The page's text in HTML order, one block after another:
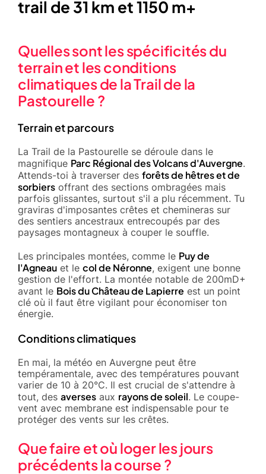
trail de 31 km et 1150 m+
Quelles sont les spécificités du
terrain et les conditions
climatiques de la Trail de la
Pastourelle ?
Terrain et parcours
La Trail de la Pastourelle se déroule dans le
magnifique Parc Régional des Volcans d'Auvergne.
Attends-toi à traverser des forêts de hêtres et de
sorbiers offrant des sections ombragées mais
parfois glissantes, surtout s'il a plu récemment. Tu
graviras d'imposantes crêtes et chemineras sur
des sentiers ancestraux entrecoupés par des
paysages montagneux à couper le souffle.
Les principales montées, comme le Puy de
l'Agneau et le col de Néronne, exigent une bonne
gestion de l'effort. La montée notable de 200mD+
avant le Bois du Château de Lapierre est un point
clé où il faut être vigilant pour économiser ton
énergie.
Conditions climatiques
En mai, la météo en Auvergne peut être
tempéramentale, avec des températures pouvant
varier de 10 à 20°C. Il est crucial de s'attendre à
tout, des averses aux rayons de soleil. Le coupe-
vent avec membrane est indispensable pour te
protéger des vents sur les crêtes.
Que faire et où loger les jours
précédents la course ?